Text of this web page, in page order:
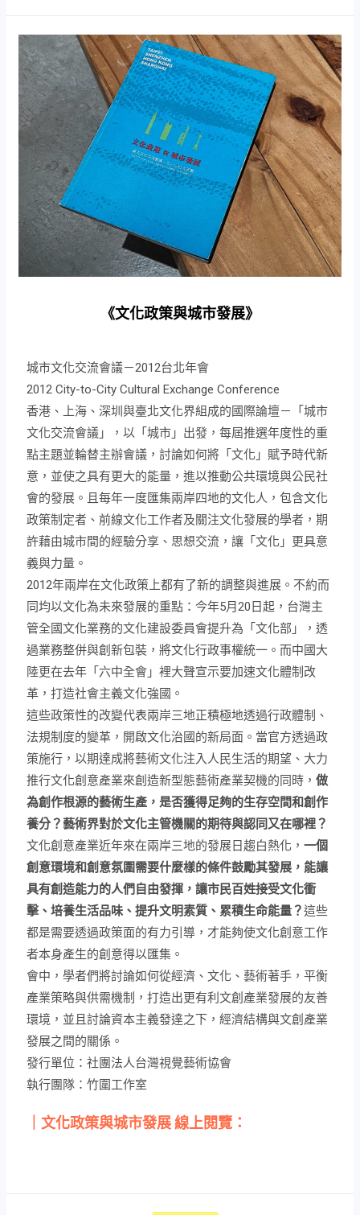
《文化政策與城市發展》
城市文化交流會議－2012台北年會
2012 City-to-City Cultural Exchange Conference
香港、上海、深圳與臺北文化界組成的國際論壇－「城市
文化交流會議」，以「城市」出發，每屆推選年度性的重
點主題並輪替主辦會議，討論如何將「文化」賦予時代新
意，並使之具有更大的能量，進以推動公共環境與公民社
會的發展。且每年一度匯集兩岸四地的文化人，包含文化
政策制定者、前線文化工作者及關注文化發展的學者，期
許藉由城市間的經驗分享、思想交流，讓「文化」更具意
義與力量。
2012年兩岸在文化政策上都有了新的調整與進展。不約而
同均以文化為未來發展的重點：今年5月20日起，台灣主
管全國文化業務的文化建設委員會提升為「文化部」，透
過業務整併與創新包裝，將文化行政事權統一。而中國大
陸更在去年「六中全會」裡大聲宣示要加速文化體制改
革，打造社會主義文化強國。
這些政策性的改變代表兩岸三地正積極地透過行政體制、
法規制度的變革，開啟文化治國的新局面。當官方透過政
策施行，以期達成將藝術文化注入人民生活的期望、大力
推行文化創意產業來創造新型態藝術產業契機的同時，做
為創作根源的藝術生產，是否獲得足夠的生存空間和創作
養分？藝術界對於文化主管機關的期待與認同又在哪裡？
文化創意產業近年來在兩岸三地的發展日趨白熱化，一個
創意環境和創意氛圍需要什麼樣的條件鼓勵其發展，能讓
具有創造能力的人們自由發揮，讓市民百姓接受文化衝
擊、培養生活品味、提升文明素質、累積生命能量？
都是需要透過政策面的有力引導，才能夠使文化創意工作
者本身產生的創意得以匯集。
產業策略與供需機制，打造出更有利文創產業發展的友善